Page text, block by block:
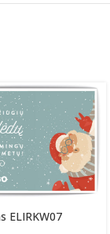
ELIRKW07